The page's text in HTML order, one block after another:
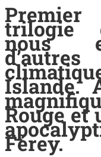
Premier
trilogie
nous
Islande.
Rouge et
Férey.